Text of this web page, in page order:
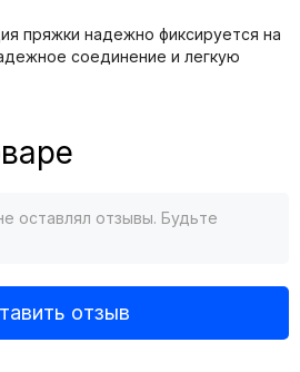
пряжки надежно фиксируется на
соединение и легкую
оставлял отзывы. Будьте
отзыв